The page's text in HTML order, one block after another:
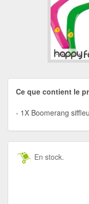
Ce que contient le
1X Boomerang
En stock.